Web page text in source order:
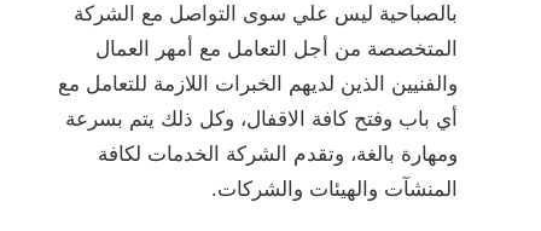
بالصباحية ليس علي سوى التواصل مع الشركة
المتخصصة من أجل التعامل مع أمهر العمال
والفنيين الذين لديهم الخبرات اللازمة للتعامل مع
أي باب وفتح كافة الاقفال، وكل ذلك يتم بسرعة
ومهارة بالغة، وتقدم الشركة الخدمات لكافة
المنشآت والهيئات والشركات.